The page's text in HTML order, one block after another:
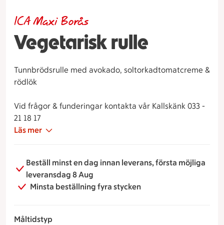
Vegetarisk rulle
ICA Maxi Borås
Tunnbrödsrulle med avokado, soltorkadtomatcreme &
rödlök
Vid frågor & funderingar kontakta vår Kallskänk 033 -
21 18 17
Läs mer
Beställ minst en dag innan leverans, första möjliga
leveransdag 8 Aug
Minsta beställning fyra stycken
Måltidstyp